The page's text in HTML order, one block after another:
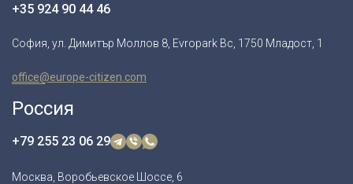
+35 924 90 44 46
София, ул. Димитър Моллов 8, Evropark Bc, 1750 Младост, 1
office@europe-citizen.com
Россия
+79 255 23 06 29
Москва, Воробьевское Шоссе, 6